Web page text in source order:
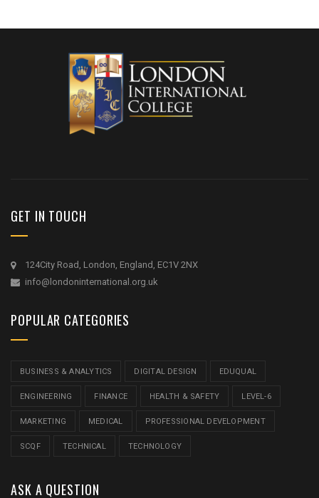
GET IN TOUCH
124City Road, London, England, EC1V 2NX
info@londoninternational.org.uk
POPULAR CATEGORIES
BUSINESS & ANALYTICS DIGITAL DESIGN EDUQUAL
ENGINEERING FINANCE HEALTH & SAFETY LEVEL-6
MARKETING MEDICAL PROFESSIONAL DEVELOPMENT
SCQF TECHNICAL TECHNOLOGY
ASK A QUESTION